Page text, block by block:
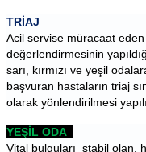
TRİAJ
Acil servise müracaat eden
değerlendirmesinin
sarı, kırmızı ve yeşil
başvuran hastaların triaj
olarak yönlendirilmesi
YEŞİL ODA
Vital bulguları  stabil olan,